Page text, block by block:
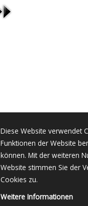
Diese Website verwendet
Funktionen der Website
können. Mit der weiteren
Website stimmen Sie der
Cookies zu.
Weitere Informationen